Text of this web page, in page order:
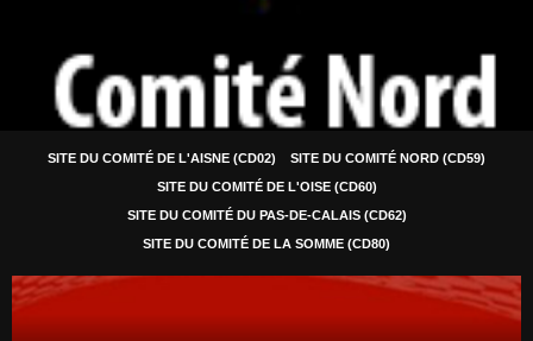
SITE DU COMITÉ DE L'AISNE (CD02)
SITE DU COMITÉ NORD (CD59)
SITE DU COMITÉ DE L'OISE (CD60)
SITE DU COMITÉ DU PAS-DE-CALAIS (CD62)
SITE DU COMITÉ DE LA SOMME (CD80)